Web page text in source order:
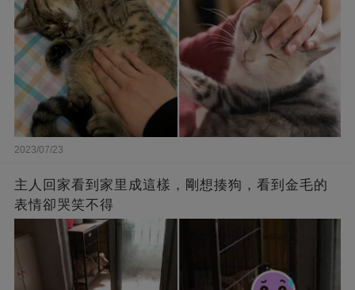
2023/07/23
主人回家看到家里成這樣，剛想揍狗，看到金毛的
表情卻哭笑不得